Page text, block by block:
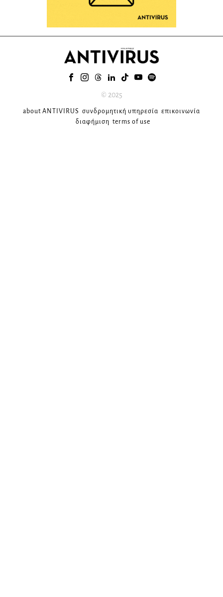
© 2025
about ANTIVIRUS συνδρομητική υπηρεσία επικοινωνία
διαφήμιση terms of use